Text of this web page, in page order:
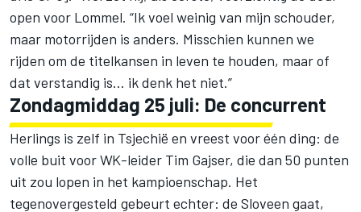
open voor Lommel. “Ik voel weinig van mijn schouder,
maar motorrijden is anders. Misschien kunnen we
rijden om de titelkansen in leven te houden, maar of
dat verstandig is… ik denk het niet.”
Zondagmiddag 25 juli: De concurrent
Herlings is zelf in Tsjechië en vreest voor één ding: de
volle buit voor WK-leider Tim Gajser, die dan 50 punten
uit zou lopen in het kampioenschap. Het
tegenovergesteld gebeurt echter: de Sloveen gaat,